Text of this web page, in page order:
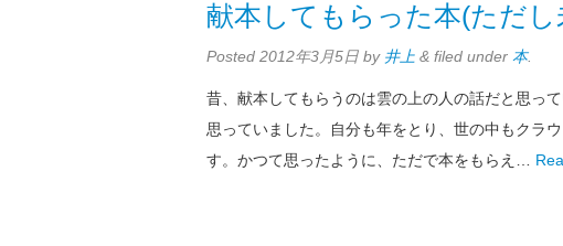
献本してもらった本(ただし
Posted 2012年3月5日 by 井上 & filed under 本.
昔、献本してもらうのは雲の上の人の話だと思っ
思っていました。自分も年をとり、世の中もクラ
す。かつて思ったように、ただで本をもらえ…